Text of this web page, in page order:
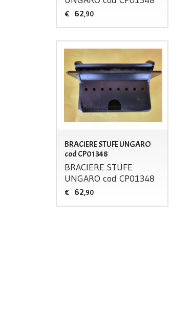
€ 62,90
BRACIERE STUFE UNGARO
cod CP01348
BRACIERE STUFE
UNGARO cod CP01348
€ 62,90